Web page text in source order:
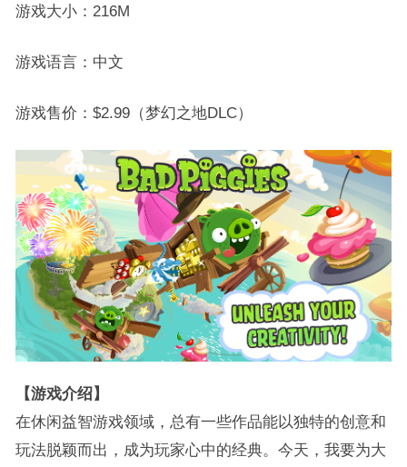
游戏大小：216M
游戏语言：中文
游戏售价：$2.99（梦幻之地DLC）
【游戏介绍】
在休闲益智游戏领域，总有一些作品能以独特的创意和
玩法脱颖而出，成为玩家心中的经典。今天，我要为大